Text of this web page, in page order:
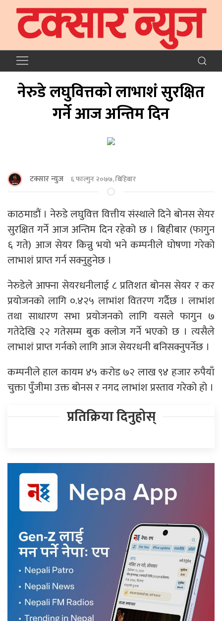
नेरुडे लघुवित्तको लाभाशं सुरक्षित
गर्ने आज अन्तिम दिन
टक्सार न्युज ६ फाल्गुन २०७७, बिहिबार
काठमाडौं । नेरुडे लघुवित्त वित्तीय संस्थाले दिने बोनस सेयर
सुरक्षित गर्ने आज अन्तिम दिन रहेको छ । बिहीबार (फागुन
६ गते) आज सेयर किन्नु भयो भने कम्पनीले घोषणा गरेको
लाभाशं प्राप्त गर्न सक्नुहुनेछ ।
नेरुडेले आफ्ना सेयरधनीलाई ८ प्रतिशत बोनस सेयर र कर
प्रयोजनको लागि ०.४२५ लाभांश वितरण गर्दैछ । लाभांश
तथा साधारण सभा प्रयोजनको लागि यसले फागुन ७
गतेदेखि २२ गतेसम्म बुक क्लोज गर्ने भएको छ । त्यसैले
लाभाशं प्राप्त गर्नको लागि आज सेयरधनी बनिसक्नुपर्नेछ ।
कम्पनीले हाल कायम ४५ करोड ७२ लाख ९४ हजार रुपैयाँ
चुक्ता पुँजीमा उक्त बोनस र नगद लाभांश प्रस्ताव गरेको हो ।
प्रतिक्रिया दिनुहोस्